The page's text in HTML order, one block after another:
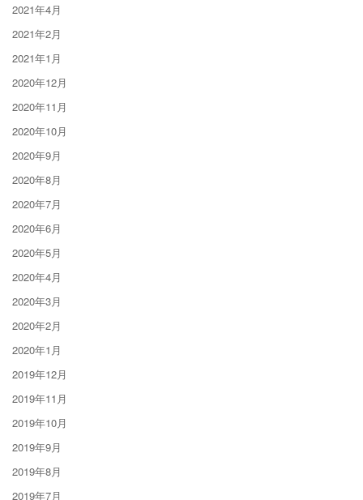
2021年4月
2021年2月
2021年1月
2020年12月
2020年11月
2020年10月
2020年9月
2020年8月
2020年7月
2020年6月
2020年5月
2020年4月
2020年3月
2020年2月
2020年1月
2019年12月
2019年11月
2019年10月
2019年9月
2019年8月
2019年7月